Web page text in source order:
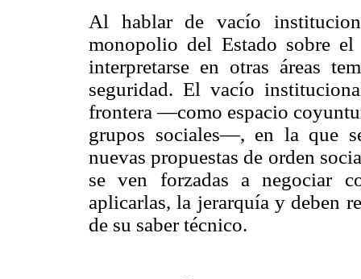
Al hablar de vacío
monopolio del Estado sobre
interpretarse en otras áreas
seguridad. El vacío
frontera —como espacio
grupos sociales—, en la que
nuevas propuestas de orden
se ven forzadas a negociar
aplicarlas, la jerarquía y deben
de su saber técnico.